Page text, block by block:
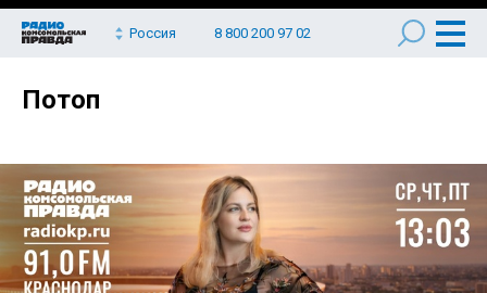
Россия 8 800 200 97 02
Потоп